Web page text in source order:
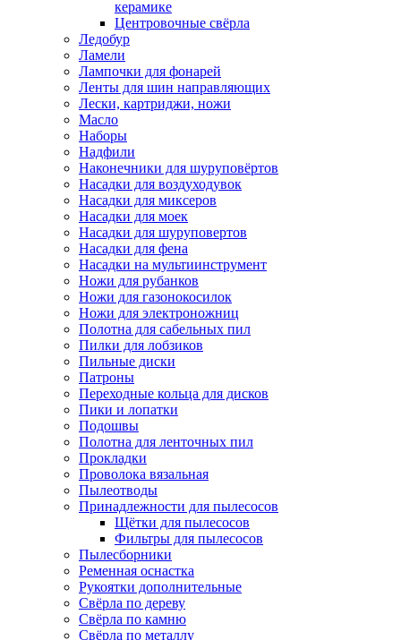
керамике
Центровочные свёрла
Ледобур
Ламели
Лампочки для фонарей
Ленты для шин направляющих
Лески, картриджи, ножи
Масло
Наборы
Надфили
Наконечники для шуруповёртов
Насадки для воздуходувок
Насадки для миксеров
Насадки для моек
Насадки для шуруповертов
Насадки для фена
Насадки на мультиинструмент
Ножи для рубанков
Ножи для газонокосилок
Ножи для электроножниц
Полотна для сабельных пил
Пилки для лобзиков
Пильные диски
Патроны
Переходные кольца для дисков
Пики и лопатки
Подошвы
Полотна для ленточных пил
Прокладки
Проволока вязальная
Пылеотводы
Принадлежности для пылесосов
Щётки для пылесосов
Фильтры для пылесосов
Пылесборники
Ременная оснастка
Рукоятки дополнительные
Свёрла по дереву
Свёрла по камню
Свёрла по металлу